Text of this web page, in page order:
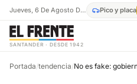
Jueves, 6 De Agosto De 2026 Pico y placa
SANTANDER · DESDE 1942
Portada/tendencia/